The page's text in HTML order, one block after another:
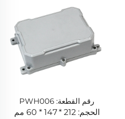
رقم القطعة: PWH006
الحجم: 212 * 147 * 60 مم